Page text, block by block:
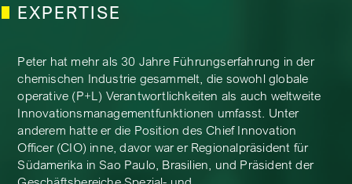
EXPERTISE
Peter hat mehr als 30 Jahre Führungserfahrung in der
chemischen Industrie gesammelt, die sowohl globale
operative (P+L) Verantwortlichkeiten als auch weltweite
Innovationsmanagementfunktionen umfasst. Unter
anderem hatte er die Position des Chief Innovation
Officer (CIO) inne, davor war er Regionalpräsident für
Südamerika in Sao Paulo, Brasilien, und Präsident der